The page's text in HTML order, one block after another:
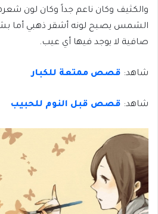
والكثيف وكان ناعم جداً وكان لون
الشمس يصبح لونه أشقر ذهبي أما
صافية لا يوجد فيها أي عيب.
شاهد: قصص ممتعة للكبار
شاهد: قصص قبل النوم للحبيب